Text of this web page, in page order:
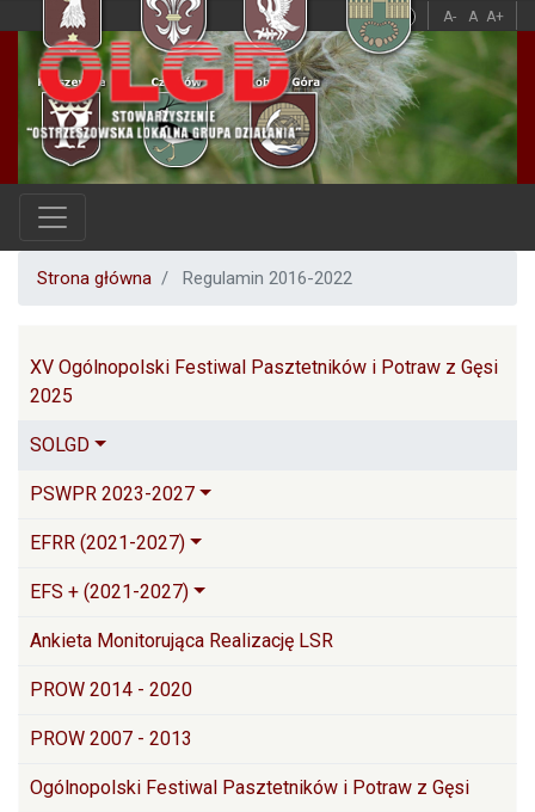
Przejdź
do
treści
A- A A+
A A
Strona główna Regulamin 2016-2022
Główna nawigacja
XV Ogólnopolski Festiwal Pasztetników i Potraw z Gęsi
2025
SOLGD
PSWPR 2023-2027
EFRR (2021-2027)
EFS + (2021-2027)
Ankieta Monitorująca Realizację LSR
PROW 2014 - 2020
PROW 2007 - 2013
Ogólnopolski Festiwal Pasztetników i Potraw z Gęsi